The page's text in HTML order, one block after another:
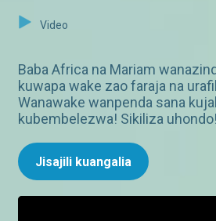
Video
Baba Africa na Mariam
kuwapa wake zao faraja na
Wanawake wanpenda sana
kubembelezwa! Sikiliza uhondo!
Jisajili kuangalia